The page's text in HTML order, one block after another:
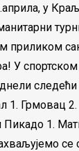
у
приликом
У
следећи
1. Грмовац
Пикадо 1.
се